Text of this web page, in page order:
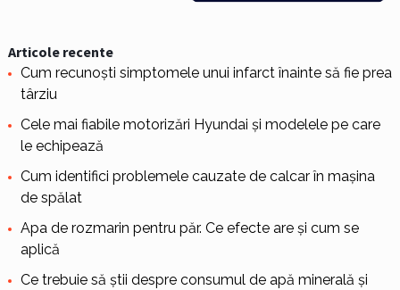
Articole recente
Cum recunoști simptomele unui infarct înainte să fie prea
târziu
Cele mai fiabile motorizări Hyundai și modelele pe care
le echipează
Cum identifici problemele cauzate de calcar în mașina
de spălat
Apa de rozmarin pentru păr. Ce efecte are și cum se
aplică
Ce trebuie să știi despre consumul de apă minerală și